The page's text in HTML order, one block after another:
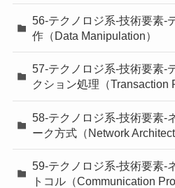
56-テクノロジ系-技術要素-
作（Data Manipulation）
57-テクノロジ系-技術要素-
クション処理（Transaction
58-テクノロジ系-技術要素-
ーク方式（Network
59-テクノロジ系-技術要素-
トコル（Communication